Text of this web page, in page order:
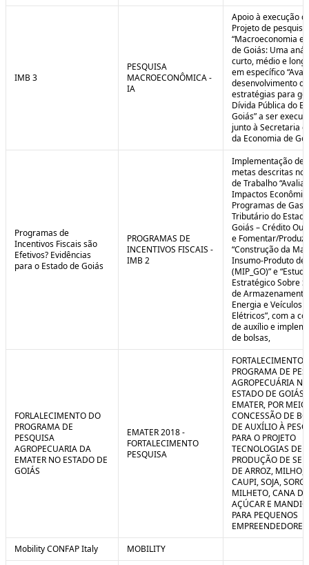
IMB 3
PESQUISA
MACROECONÔMICA -
IA
Apoio à execução
Projeto de pesquisa
“Macroeconomia e
de Goiás: Uma
curto, médio e
em específico
desenvolvimento de
estratégias para
Dívida Pública do
Goiás” a ser
junto à Secretaria
da Economia de
Programas de
Incentivos Fiscais são
Efetivos? Evidências
para o Estado de Goiás
PROGRAMAS DE
INCENTIVOS FISCAIS -
IMB 2
Implementação de
metas descritas
de Trabalho
Impactos
Programas de
Tributário do
Goiás – Crédito
e Fomentar/
“Construção da
Insumo-Produto de
(MIP_GO)” e “Estudo
Estratégico Sobre
de
Energia e Veículos
Elétricos”, com a
de auxílio e
de bolsas,
FORLALECIMENTO DO
PROGRAMA DE
PESQUISA
AGROPECUARIA DA
EMATER NO ESTADO DE
GOIÁS
EMATER 2018 -
FORTALECIMENTO
PESQUISA
FORTALECIMENTO
PROGRAMA DE
AGROPECUÁRIA NO
ESTADO DE GOIÁS
EMATER, POR
CONCESSÃO DE
DE AUXÍLIO À
PARA O PROJETO
TECNOLOGIAS DE
PRODUÇÃO DE
DE ARROZ, MILHO,
CAUPI, SOJA,
MILHETO, CANA DE
AÇÚCAR E
PARA PEQUENOS
Mobility CONFAP Italy
MOBILITY